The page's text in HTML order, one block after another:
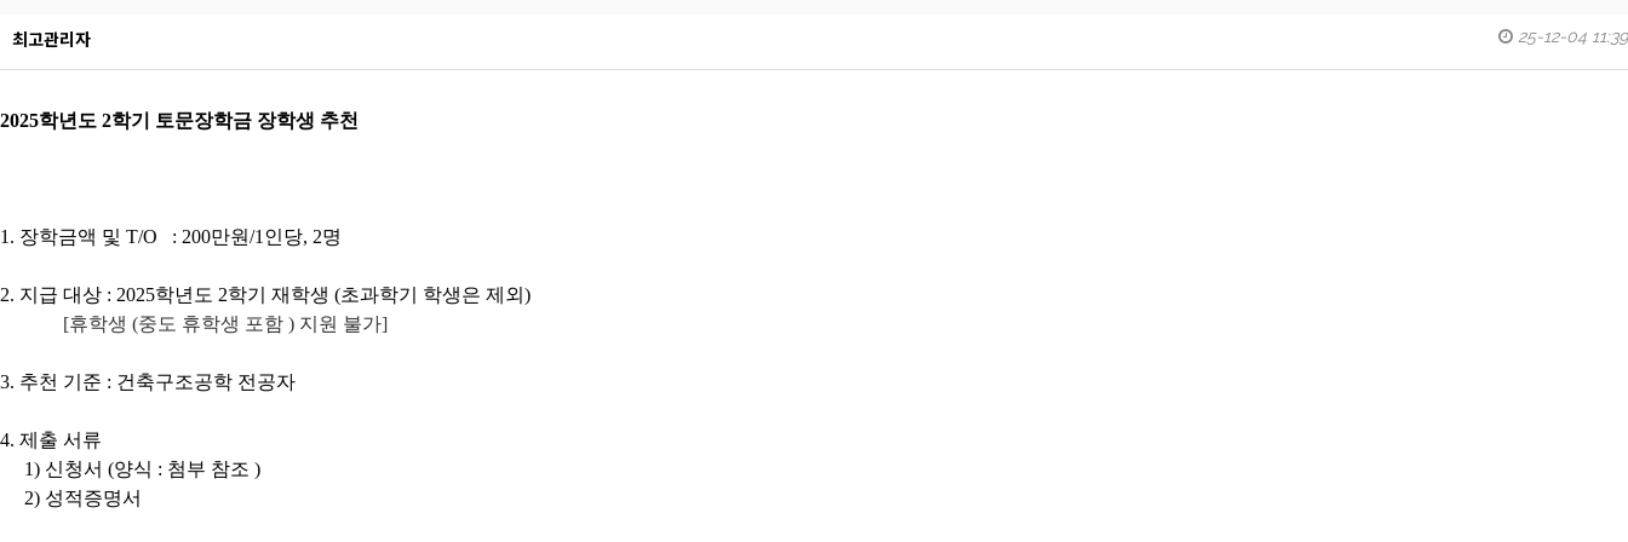
최고관리자 25-12-04 11:39
2025학년도 2학기 토문장학금 장학생 추천
1. 장학금액 및 T/O : 200만원/1인당, 2명
2. 지급 대상 : 2025학년도 2학기 재학생 (초과학기 학생은 제외 )
[휴학생 (중도 휴학생 포함 ) 지원 불가]
3. 추천 기준 : 건축구조공학 전공자
4. 제출 서류
1) 신청서 (양식 : 첨부 참조 )
2) 성적증명서